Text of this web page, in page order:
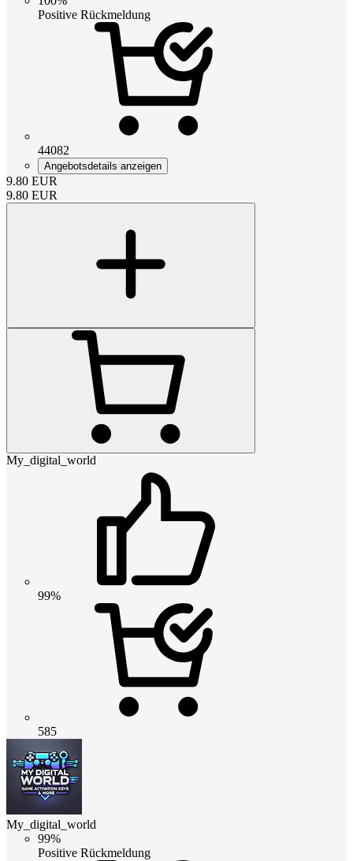
Positive Rückmeldung
44082
Angebotsdetails anzeigen
9.80 EUR
9.80 EUR
My_digital_world
99%
585
My_digital_world
99%
Positive Rückmeldung